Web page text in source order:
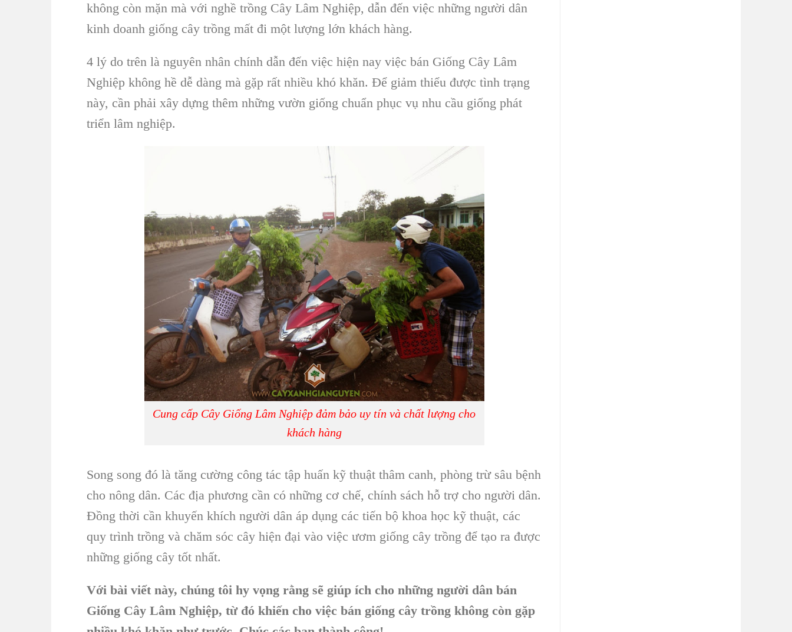
không còn mặn mà với nghề trồng Cây Lâm Nghiệp, dẫn đến việc những người dân
kinh doanh giống cây trồng mất đi một lượng lớn khách hàng.
4 lý do trên là nguyên nhân chính dẫn đến việc hiện nay việc bán Giống Cây Lâm
Nghiệp không hề dễ dàng mà gặp rất nhiều khó khăn. Để giảm thiểu được tình trạng
này, cần phải xây dựng thêm những vườn giống chuẩn phục vụ nhu cầu giống phát
triển lâm nghiệp.
Cung cấp Cây Giống Lâm Nghiệp đảm bảo uy tín và chất lượng cho
khách hàng
Song song đó là tăng cường công tác tập huấn kỹ thuật thâm canh, phòng trừ sâu bệnh
cho nông dân. Các địa phương cần có những cơ chế, chính sách hỗ trợ cho người dân.
Đồng thời cần khuyến khích người dân áp dụng các tiến bộ khoa học kỹ thuật, các
quy trình trồng và chăm sóc cây hiện đại vào việc ươm giống cây trồng để tạo ra được
những giống cây tốt nhất.
Với bài viết này, chúng tôi hy vọng rằng sẽ giúp ích cho những người dân bán
Giống Cây Lâm Nghiệp, từ đó khiến cho việc bán giống cây trồng không còn gặp